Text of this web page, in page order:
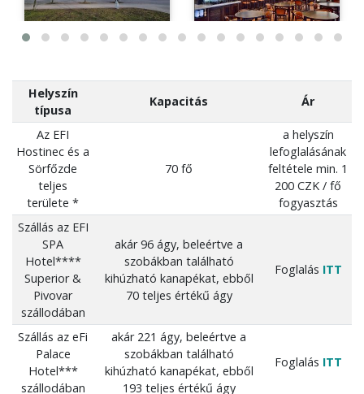
Helyszín
típusa
Kapacitás Ár
Az EFI
Hostinec és a
Sörfőzde
teljes
területe *
70 fő
a helyszín
lefoglalásának
feltétele min. 1
200 CZK / fő
fogyasztás
Szállás az EFI
SPA
Hotel****
Superior &
Pivovar
szállodában
akár 96 ágy, beleértve a
szobákban található
kihúzható kanapékat, ebből
70 teljes értékű ágy
Foglalás ITT
Szállás az eFi
Palace
Hotel***
szállodában
akár 221 ágy, beleértve a
szobákban található
kihúzható kanapékat, ebből
193 teljes értékű ágy
Foglalás ITT